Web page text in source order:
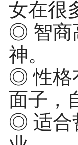
女在很
◎ 智商
神。
◎ 性格
面子，
◎ 适合